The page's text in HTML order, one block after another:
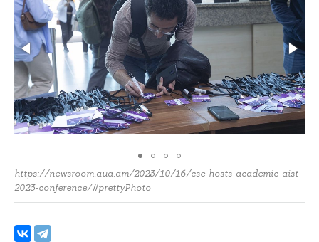
https://newsroom.aua.am/2023/10/16/cse-hosts-academic-aist-
2023-conference/#prettyPhoto